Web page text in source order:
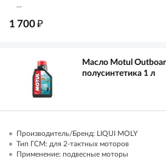
...
1 700₽
Масло Motul
полусинтетика 1 л
Производитель/Бренд: LIQUI MOLY
Тип ГСМ: для 2-тактных моторов
Применение: подвесные моторы